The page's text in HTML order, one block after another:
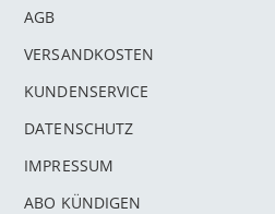
AGB
VERSANDKOSTEN
KUNDENSERVICE
DATENSCHUTZ
IMPRESSUM
ABO KÜNDIGEN